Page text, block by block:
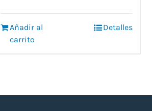
era:
14,95 €.
Añadir al
carrito
Detalles